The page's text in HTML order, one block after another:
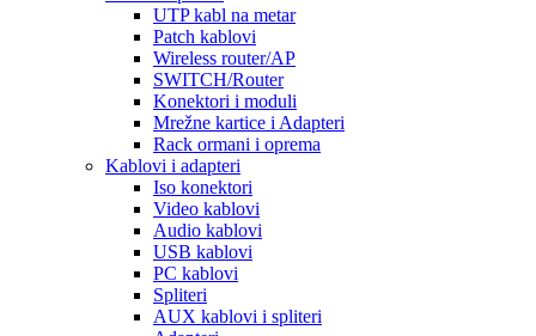
UTP kabl na metar
Patch kablovi
Wireless router/AP
SWITCH/Router
Konektori i moduli
Mrežne kartice i Adapteri
Rack ormani i oprema
Kablovi i adapteri
Iso konektori
Video kablovi
Audio kablovi
USB kablovi
PC kablovi
Spliteri
AUX kablovi i spliteri